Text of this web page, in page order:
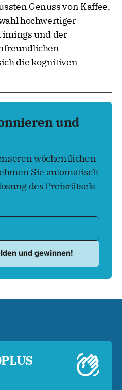
Genuss von Kaffee,
hochwertiger
und der
die kognitiven
und
wöchentlichen
Sie automatisch
des Preisrätsels